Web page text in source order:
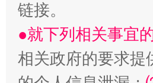
链接。
●就下列相关事宜
相关政府的要求提